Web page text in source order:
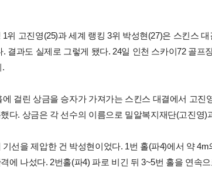
1위 고진영(25)과 세계 랭킹 3위 박성현(27)은 스킨스
. 결과도 실제로 그렇게 됐다. 24일 인천 스카이72 골프
.
에 걸린 상금을 승자가 가져가는 스킨스 대결에서 고
다. 상금은 각 선수의 이름으로 밀알복지재단(고진영
기선을 제압한 건 박성현이었다. 1번 홀(파4)에서 약
에 나섰다. 2번홀(파4) 파로 비긴 뒤 3~5번 홀을 연속